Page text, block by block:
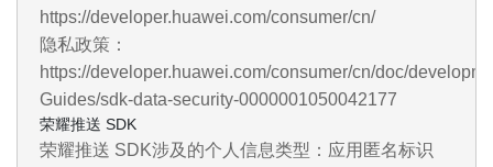
https://developer.huawei.com/consumer/cn/
隐私政策：
https://developer.huawei.com/consumer/cn/doc/
Guides/sdk-data-security-0000001050042177
荣耀推送 SDK
荣耀推送 SDK涉及的个人信息类型：应用匿名标识